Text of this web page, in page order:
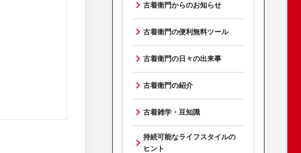
古着衛門からのお知らせ
古着衛門の便利無料ツール
古着衛門の日々の出来事
古着衛門の紹介
古着雑学・豆知識
持続可能なライフスタイルの
ヒント